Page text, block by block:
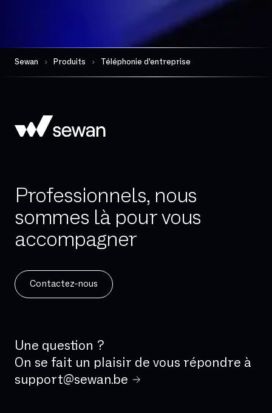
Sewan Produits Téléphonie d'entreprise
Professionnels, nous
sommes là pour vous
accompagner
Contactez-nous
Une question ?
On se fait un plaisir de vous répondre à
support@sewan.be